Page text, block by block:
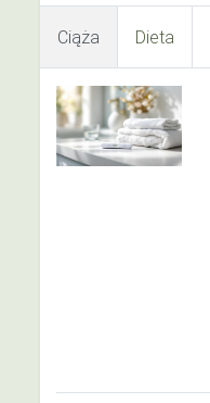
Ciąża Dieta